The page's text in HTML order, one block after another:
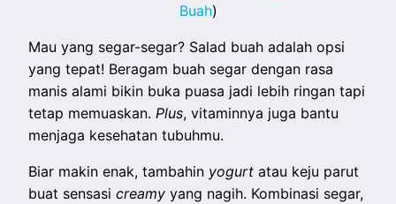
Buah)
Mau yang segar-segar? Salad buah adalah opsi
yang tepat! Beragam buah segar dengan rasa
manis alami bikin buka puasa jadi lebih ringan tapi
tetap memuaskan.Plus, vitaminnya juga bantu
menjaga kesehatan tubuhmu.
Biar makin enak, tambahin yogurtatau keju parut
buat sensasicreamyyang nagih. Kombinasi segar,